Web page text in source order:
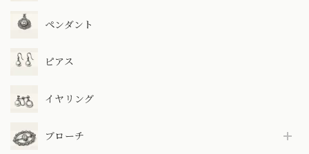
ペンダント
ピアス
イヤリング
ブローチ